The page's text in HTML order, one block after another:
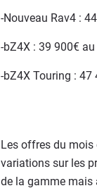
-Nouveau Rav4 :
-bZ4X : 39 900€
-bZ4X Touring : 47
Les offres du
variations sur les
de la gamme mais